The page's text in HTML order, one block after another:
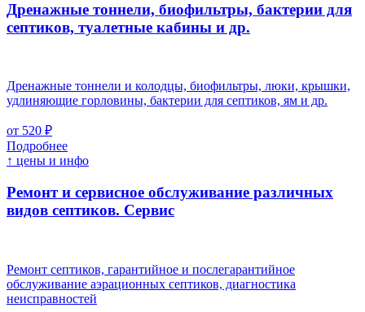
Дренажные тоннели, биофильтры, бактерии для
септиков, туалетные кабины и др.
Дренажные тоннели и колодцы, биофильтры, люки, крышки,
удлиняющие горловины, бактерии для септиков, ям и др.
от 520 ₽
Подробнее
↑ цены и инфо
Ремонт и сервисное обслуживание различных
видов септиков. Сервис
Ремонт септиков, гарантийное и послегарантийное
обслуживание аэрационных септиков, диагностика
неисправностей